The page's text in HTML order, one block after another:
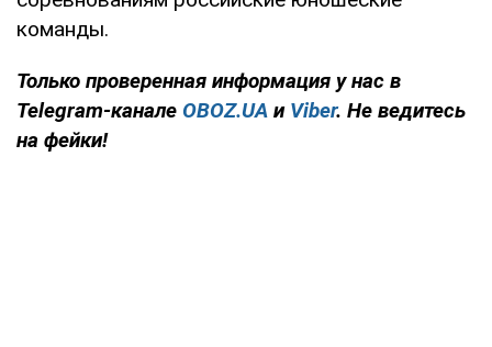
команды.
Только проверенная информация у нас в
Telegram-канале OBOZ.UA и Viber. Не ведитесь
на фейки!